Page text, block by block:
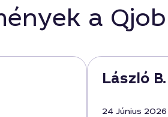
a
László B.
24 Június 2026